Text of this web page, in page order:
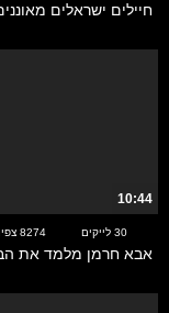
חיילים ישראלים
10:44
30 לייקים 8274 צפיות
אבא חרמן מלמד את